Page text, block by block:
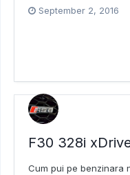
September 2, 2016
F30 328i
Cum pui pe benzinara